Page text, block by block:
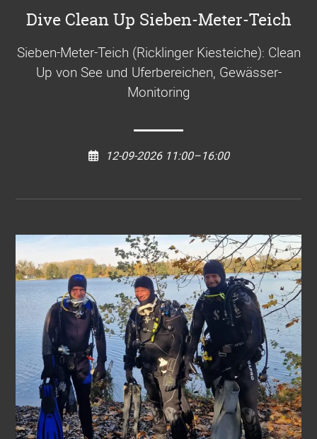
Dive Clean Up Sieben-Meter-Teich
Sieben-Meter-Teich (Ricklinger Kiesteiche): Clean
Up von See und Uferbereichen, Gewässer-
Monitoring
12-09-2026 11:00–16:00